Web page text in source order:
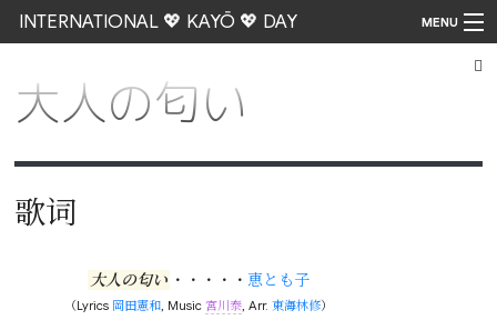
INTERNATIONAL 💖 KAYŌ 💖 DAY MENU
大人の匂い
歌词
大人の匂い ・・・・・ 恵とも子
（Lyrics 岡田憲和, Music 宮川泰, Arr. 東海林修）